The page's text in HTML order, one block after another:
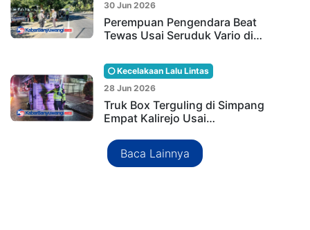
30 Jun 2026
Perempuan Pengendara Beat
Tewas Usai Seruduk Vario di…
Kecelakaan Lalu Lintas
28 Jun 2026
Truk Box Terguling di Simpang
Empat Kalirejo Usai…
Baca Lainnya